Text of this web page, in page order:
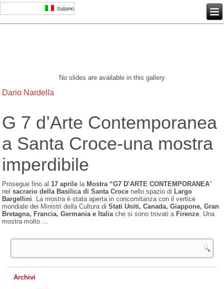
Italiano
No slides are available in this gallery
Dario Nardella
G 7 d’Arte Contemporanea
a Santa Croce-una mostra
imperdibile
Prosegue fino al17 aprile la Mostra “G7 D’ARTE CONTEMPORANEA”
nelsacrario della Basilica di Santa Croce nello spazio di Largo
Bargellini. La mostra è stata aperta in concomitanza con il vertice
mondiale dei Ministri della Cultura diStati Uniti, Canada, Giappone, Gran
Bretagna, Francia, Germania e Italiache si sono trovati a Firenze. Una
mostra molto …
Archivi